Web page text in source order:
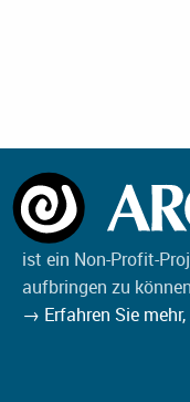
ist ein Non-Profit-
aufbringen zu
→ Erfahren Sie